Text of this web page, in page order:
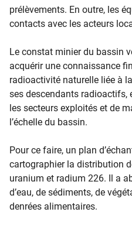
prélèvements. En outre, les
contacts avec les acteurs
Le constat minier du bassin
acquérir une connaissance
radioactivité naturelle liée à
ses descendants radioactifs,
les secteurs exploités et de
l’échelle du bassin.
Pour ce faire, un plan
cartographier la distribution
uranium et radium 226. Il a
d’eau, de sédiments, de
denrées alimentaires.